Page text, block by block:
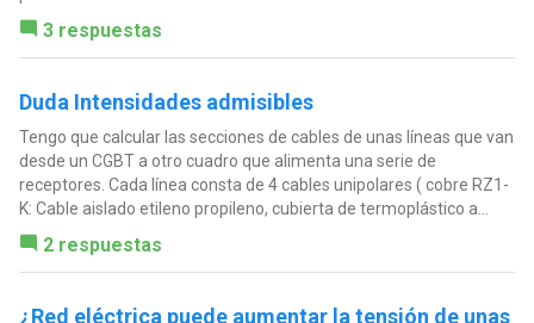
3 respuestas
Duda Intensidades admisibles
Tengo que calcular las secciones de cables de unas líneas que van
desde un CGBT a otro cuadro que alimenta una serie de
receptores. Cada línea consta de 4 cables unipolares ( cobre RZ1-
K: Cable aislado etileno propileno, cubierta de termoplástico a...
2 respuestas
¿Red eléctrica puede aumentar la tensión de unas